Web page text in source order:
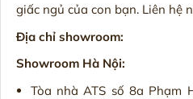
giấc ngủ của con bạn. Liên hệ
Địa chỉ showroom:
Showroom Hà Nội:
Tòa nhà ATS số 8a Phạm